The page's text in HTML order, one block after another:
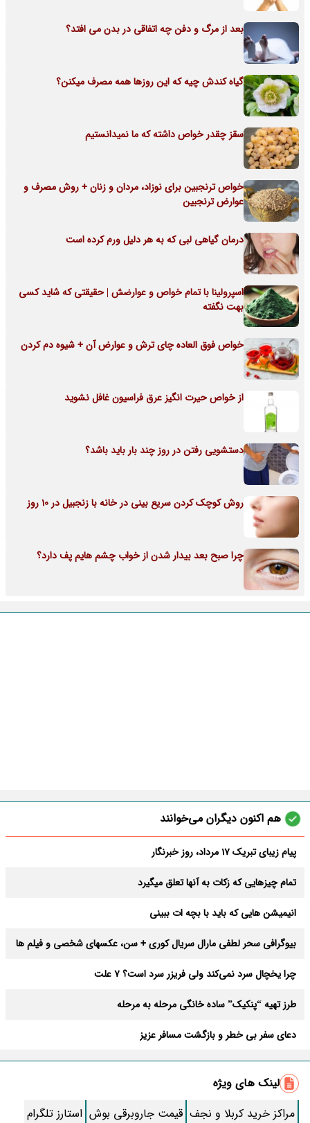
بعد از مرگ و دفن چه اتفاقی در بدن می افتد؟
گیاه کندش چیه که این روزها همه مصرف میکنن؟
سقز چقدر خواص داشته که ما نمیدانستیم
خواص ترنجبین برای نوزاد، مردان و زنان + روش مصرف و
عوارض ترنجبین
درمان گیاهی لبی که به هر دلیل ورم کرده است
اسپرولینا با تمام خواص و عوارضش | حقیقتی که شاید کسی
بهت نگفته
خواص فوق العاده چای ترش و عوارض آن + شیوه دم کردن
از خواص حیرت انگیز عرق فراسیون غافل نشوید
دستشویی رفتن در روز چند بار باید باشد؟
روش کوچک کردن سریع بینی در خانه با زنجبیل در 10 روز
چرا صبح بعد بیدار شدن از خواب چشم هایم پف دارد؟
هم اکنون دیگران می‌خوانند
پیام زیبای تبریک 17 مرداد، روز خبرنگار
تمام چیزهایی که زکات به آنها تعلق میگیرد
انیمیشن هایی که باید با بچه ات ببینی
بیوگرافی سحر لطفی مارال سریال کوری + سن، عکسهای شخصی و فیلم ها
چرا یخچال سرد نمی‌کند ولی فریزر سرد است؟ 7 علت
طرز تهیه “پنکیک” ساده خانگی مرحله به مرحله
دعای سفر بی خطر و بازگشت مسافر عزیز
متن کامل زیارت عاشورا همراه با ترجمه و صوت
بلایی که انگشت کردن در بینی سرتان می آورد
لینک های ویژه
مراکز خرید کربلا و نجف قیمت جاروبرقی بوش استارز تلگرام